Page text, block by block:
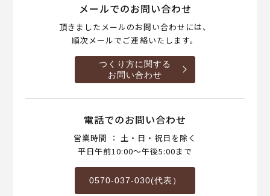
メールでのお問い合わせ
頂きましたメールのお問い合わせには、
順次メールでご連絡いたします。
つくり方に関する
お問い合わせ
電話でのお問い合わせ
営業時間 ： 土・日・祝日を除く
平日午前10:00～午後5:00まで
0570-037-030(代表）